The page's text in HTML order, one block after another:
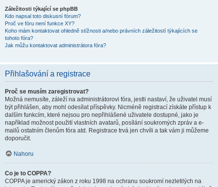
Záležitosti týkající se phpBB
Kdo napsal toto diskusní fórum?
Proč ve fóru není funkce XY?
Koho mám kontaktovat ohledně stížnosti a/nebo právních záležitostí týkajících se
tohoto fóra?
Jak můžu kontaktovat administrátora fóra?
Přihlašování a registrace
Proč se musím zaregistrovat?
Možná nemusíte, záleží na administrátorovi fóra, jestli nastaví, že uživatel musí
být přihlášen, aby mohl odesílat příspěvky. Nicméně registrací získáte přístup k
dalším funkcím, které nejsou pro nepřihlášené uživatele dostupné, jako je
například možnost použití vlastních avatarů, posílání soukromých zpráv a e-
mailů ostatním členům fóra atd. Registrace trvá jen chvíli a tak vám ji můžeme
doporučit.
Nahoru
Co je to COPPA?
COPPA je americký zákon z roku 1998 na ochranu soukromí nezletilých na